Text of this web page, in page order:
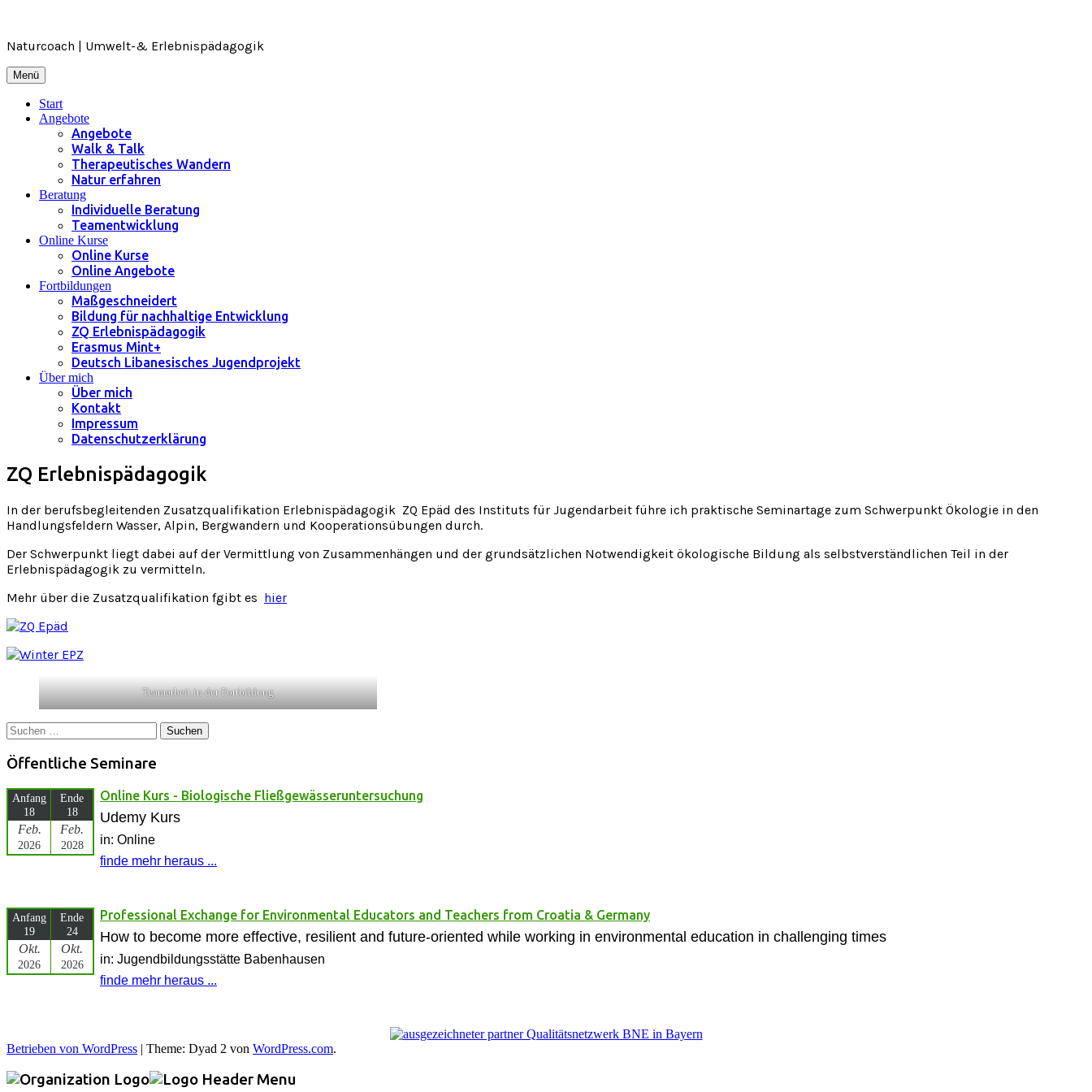
springen
Naturcoach | Umwelt-& Erlebnispädagogik
Menü
Start
Angebote
Angebote
Walk & Talk
Therapeutisches Wandern
Natur erfahren
Beratung
Individuelle Beratung
Teamentwicklung
Online Kurse
Online Kurse
Online Angebote
Fortbildungen
Maßgeschneidert
Bildung für nachhaltige Entwicklung
ZQ Erlebnispädagogik
Erasmus Mint+
Deutsch Libanesisches Jugendprojekt
Über mich
Über mich
Kontakt
Impressum
Datenschutzerklärung
ZQ Erlebnispädagogik
In der berufsbegleitenden Zusatzqualifikation Erlebnispädagogik ZQ Epäd des Instituts für Jugendarbeit führe ich praktische Seminartage zum Schwerpunkt Ökologie in den
Handlungsfeldern Wasser, Alpin, Bergwandern und Kooperationsübungen durch.
Der Schwerpunkt liegt dabei auf der Vermittlung von Zusammenhängen und der grundsätzlichen Notwendigkeit ökologische Bildung als selbstverständlichen Teil in der
Erlebnispädagogik zu vermitteln.
Mehr über die Zusatzqualifikation fgibt es hier
Teamarbeit in der Fortbildung
Suchen
nach:
Öffentliche Seminare
Anfang
18
Feb.
2026
Ende
18
Feb.
2028
Online Kurs - Biologische Fließgewässeruntersuchung
Udemy Kurs
in: Online
finde mehr heraus ...
Anfang
19
Okt.
2026
Ende
24
Okt.
2026
Professional Exchange for Environmental Educators and Teachers from Croatia & Germany
How to become more effective, resilient and future-oriented while working in environmental education in challenging times
in: Jugendbildungsstätte Babenhausen
finde mehr heraus ...
Betrieben von WordPress | Theme: Dyad 2 von WordPress.com.